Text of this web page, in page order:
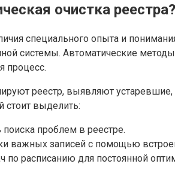
очистка реестра?
специального опыта и
системы. Автоматические
процесс.
реестр, выявляют
стоит выделить:
проблем в реестре.
важных записей с помощью
по расписанию для постоянной